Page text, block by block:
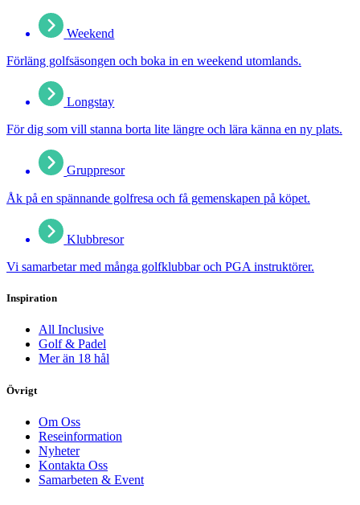
Weekend
Förläng golfsäsongen och boka in en weekend utomlands.
Longstay
För dig som vill stanna borta lite längre och lära känna en ny plats.
Gruppresor
Åk på en spännande golfresa och få gemenskapen på köpet.
Klubbresor
Vi samarbetar med många golfklubbar och PGA instruktörer.
Inspiration
All Inclusive
Golf & Padel
Mer än 18 hål
Övrigt
Om Oss
Reseinformation
Nyheter
Kontakta Oss
Samarbeten & Event